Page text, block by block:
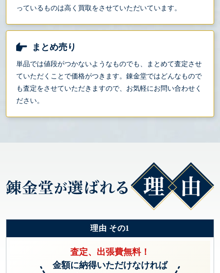
っているものは高く買取をさせていただいています。
まとめ売り
単品では値段がつかないようなものでも、まとめて査定させ
ていただくことで価格がつきます。錬金堂ではどんなもので
も査定をさせていただきますので、お気軽にお問い合わせく
ださい。
理由 その1
査定、出張費無料！
金額に納得いただけなければ